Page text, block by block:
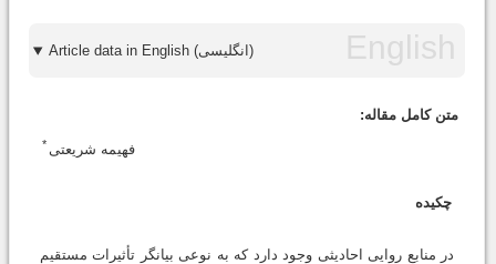
Article data in English (انگلیسی)
متن کامل مقاله:
فهیمه شریعتی*
چکیده
در منابع روایی احادیثی وجود دارد که به نوعی بیانگر تأثیرات مستقیم